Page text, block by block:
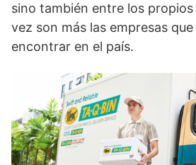
sino también entre los propios
vez son más las empresas
encontrar en el país.